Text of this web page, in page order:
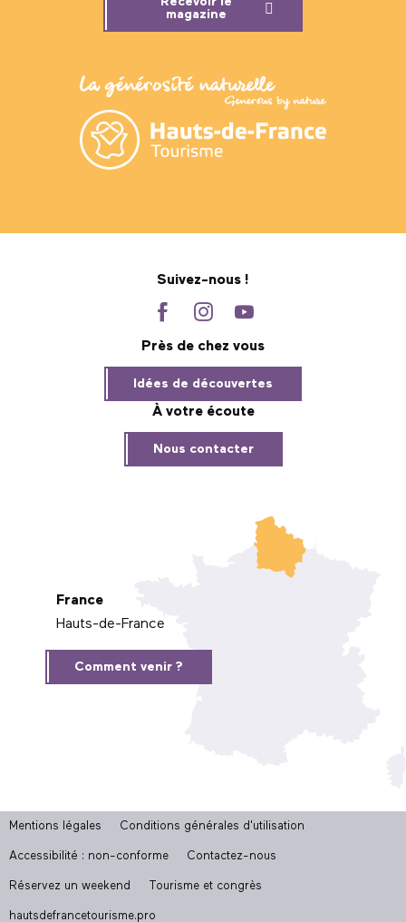
magazine
Suivez-nous !
Près de chez vous
Idées de découvertes
À votre écoute
Nous contacter
France
Hauts-de-France
Comment venir ?
Mentions légales Conditions générales d'utilisation
Accessibilité : non-conforme Contactez-nous
Réservez un weekend Tourisme et congrès
hautsdefrancetourisme.pro